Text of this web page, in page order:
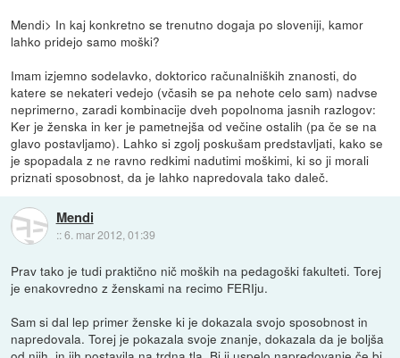
Mendi> In kaj konkretno se trenutno dogaja po sloveniji, kamor
lahko pridejo samo moški?
Imam izjemno sodelavko, doktorico računalniških znanosti, do
katere se nekateri vedejo (včasih se pa nehote celo sam) nadvse
neprimerno, zaradi kombinacije dveh popolnoma jasnih razlogov:
Ker je ženska in ker je pametnejša od večine ostalih (pa če se na
glavo postavljamo). Lahko si zgolj poskušam predstavljati, kako se
je spopadala z ne ravno redkimi nadutimi moškimi, ki so ji morali
priznati sposobnost, da je lahko napredovala tako daleč.
Mendi
::6. mar 2012, 01:39
Prav tako je tudi praktično nič moških na pedagoški fakulteti. Torej
je enakovredno z ženskami na recimo FERIju.
Sam si dal lep primer ženske ki je dokazala svojo sposobnost in
napredovala. Torej je pokazala svoje znanje, dokazala da je boljša